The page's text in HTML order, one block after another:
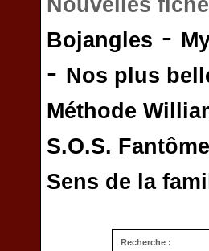
Nouvelles
Bojangles -
- Nos plus
Méthode
S.O.S.
Sens de la
Recherche :